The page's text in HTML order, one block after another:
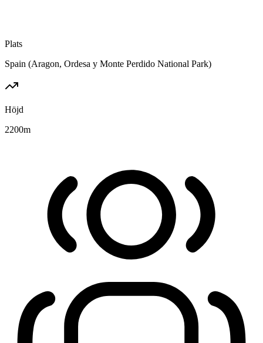
Plats
Spain (Aragon, Ordesa y Monte Perdido National Park)
Höjd
2200m